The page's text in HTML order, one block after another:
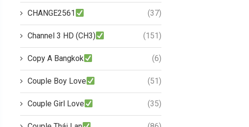
CHANGE2561 (37)
Channel 3 HD (CH3) (151)
Copy A Bangkok (6)
Couple Boy Love (51)
Couple Girl Love (35)